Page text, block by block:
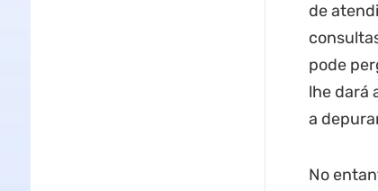
de
pode
lhe dará
a
No